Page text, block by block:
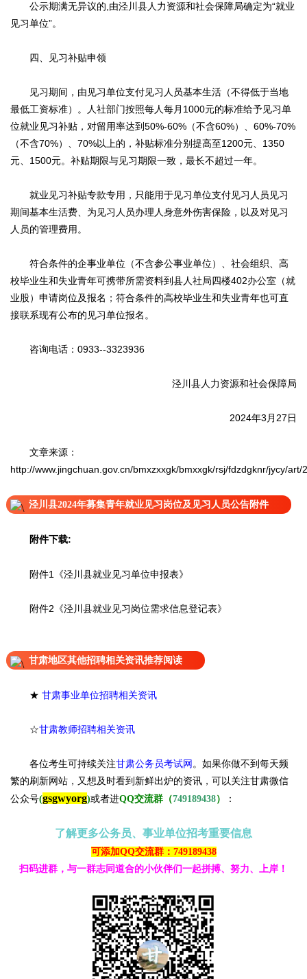
公示期满无异议的,由泾川县人力资源和社会保障局确定为“就业
见习单位”。
四、见习补贴申领
见习期间，由见习单位支付见习人员基本生活（不得低于当地
最低工资标准）。人社部门按照每人每月1000元的标准给予见习单
位就业见习补贴，对留用率达到50%-60%（不含60%）、60%-70%
（不含70%）、70%以上的，补贴标准分别提高至1200元、1350
元、1500元。补贴期限与见习期限一致，最长不超过一年。
就业见习补贴专款专用，只能用于见习单位支付见习人员见习
期间基本生活费、为见习人员办理人身意外伤害保险，以及对见习
人员的管理费用。
符合条件的企事业单位（不含参公事业单位）、社会组织、高
校毕业生和失业青年可携带所需资料到县人社局四楼402办公室（就
业股）申请岗位及报名；符合条件的高校毕业生和失业青年也可直
接联系现有公布的见习单位报名。
咨询电话：0933--3323936
泾川县人力资源和社会保障局
2024年3月27日
文章来源：
http://www.jingchuan.gov.cn/bmxzxxgk/bmxxgk/rsj/fdzdgknr/jycy/
泾川县2024年募集青年就业见习岗位及见习人员公告附件
附件下载:
附件1《泾川县就业见习单位申报表》
附件2《泾川县就业见习岗位需求信息登记表》
甘肃地区其他招聘相关资讯推荐阅读
★ 甘肃事业单位招聘相关资讯
☆甘肃教师招聘相关资讯
各位考生可持续关注甘肃公务员考试网 。 如果你做不到每天频
繁的刷新网站，又想及时看到新鲜出炉的资讯，可以关注甘肃微信
公众号(gsgwyorg)或者进QQ交流群（749189438） ：
了解更多公务员、事业单位招考重要信息
可添加QQ交流群：749189438
扫码进群，与一群志同道合的小伙伴们一起拼搏、努力、上岸！